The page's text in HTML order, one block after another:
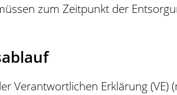
zum Zeitpunkt der
Verantwortlichen Erklärung